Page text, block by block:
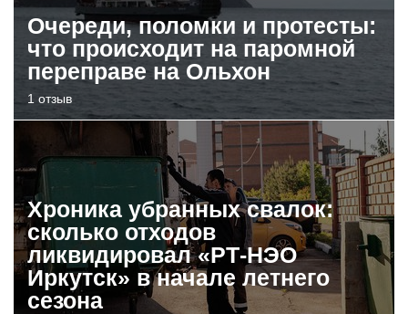
Очереди, поломки и протесты:
что происходит на паромной
переправе на Ольхон
1 отзыв
Хроника убранных свалок:
сколько отходов
ликвидировал «РТ-НЭО
Иркутск» в начале летнего
сезона